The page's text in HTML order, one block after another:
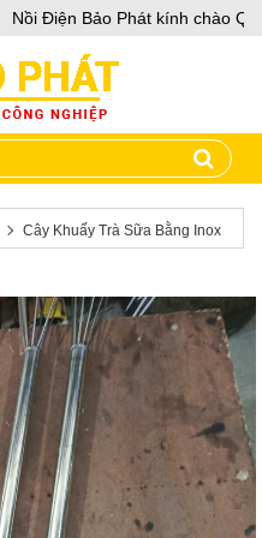
Nồi Điện Bảo Phát kính chào Quý
Cây Khuấy Trà Sữa Bằng Inox